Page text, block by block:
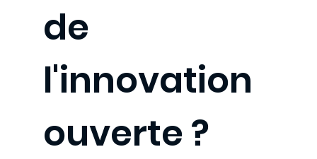
de
l'innovation
ouverte ?